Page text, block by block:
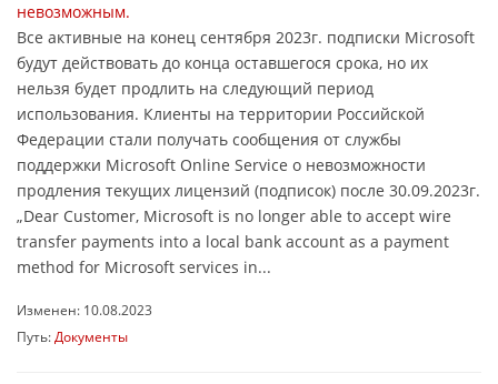
невозможным.
Все активные на конец сентября 2023г. подписки Microsoft
будут действовать до конца оставшегося срока, но их
нельзя будет продлить на следующий период
использования. Клиенты на территории Российской
Федерации стали получать сообщения от службы
поддержки Microsoft Online Service о невозможности
продления текущих лицензий (подписок) после 30.09.2023г.
„Dear Customer, Microsoft is no longer able to accept wire
transfer payments into a local bank account as a payment
method for Microsoft services in...
Изменен: 10.08.2023
Путь: Документы